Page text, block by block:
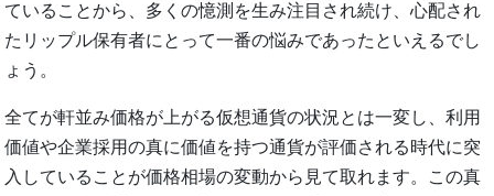
ていることから、多くの憶測を生み注目され続け、心配され
たリップル保有者にとって一番の悩みであったといえるでし
ょう。
全てが軒並み価格が上がる仮想通貨の状況とは一変し、利用
価値や企業採用の真に価値を持つ通貨が評価される時代に突
入していることが価格相場の変動から見て取れます。この真